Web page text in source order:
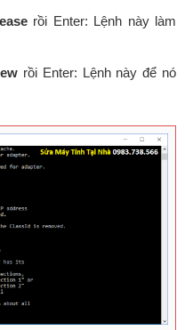
rồi Enter: Lệnh này làm
rồi Enter: Lệnh này để nó